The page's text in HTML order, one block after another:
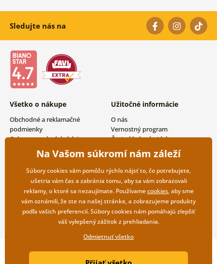
Sledujte nás na
Všetko o nákupe
Obchodné a reklamačné
podmienky
Ochrana osobných údajov
Možnosti dopravy a platby
Vrátenie tovaru
Užitočné informácie
O nás
Vernostný program
Často kladené otázky
Magazín
Kontakty
Veľkoobchodná spolupráca
Copyright ©2019 © Dovido.sk.
Na Vašom súkromí nám záleží
Súbory cookies vám pomôžu rýchlo nájsť to, čo potrebujete,
ušetria vám čas a zabránia tomu, aby sa vám zobrazovali
reklamy, o ktoré sa nezaujímate. Používamecookies, aby sme
vám oznámili, že ste na našej stránke, a zobrazujeme produkty
podľa vašich preferencií. Súbory cookies nám pomáhajú zlepšiť
váš vylepšený zážitok z prehliadania.
Odmietnuť všetko